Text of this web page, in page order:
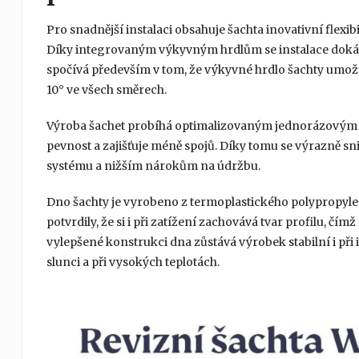
Pro snadnější instalaci obsahuje šachta inovativní
Díky integrovaným výkyvným hrdlům se instalace
spočívá především v tom, že výkyvné hrdlo šachty
10° ve všech směrech.
Výroba šachet probíhá optimalizovaným
pevnost a zajišťuje méně spojů. Díky tomu se výrazně
systému a nižším nárokům na údržbu.
Dno šachty je vyrobeno z termoplastického
potvrdily, že si i při zatížení zachovává tvar profilu,
vylepšené konstrukci dna zůstává výrobek stabilní i
slunci a při vysokých teplotách.